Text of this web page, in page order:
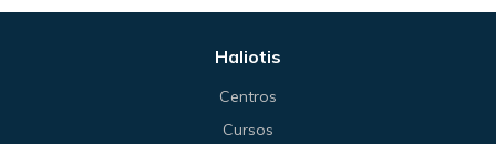
Haliotis
Centros
Cursos